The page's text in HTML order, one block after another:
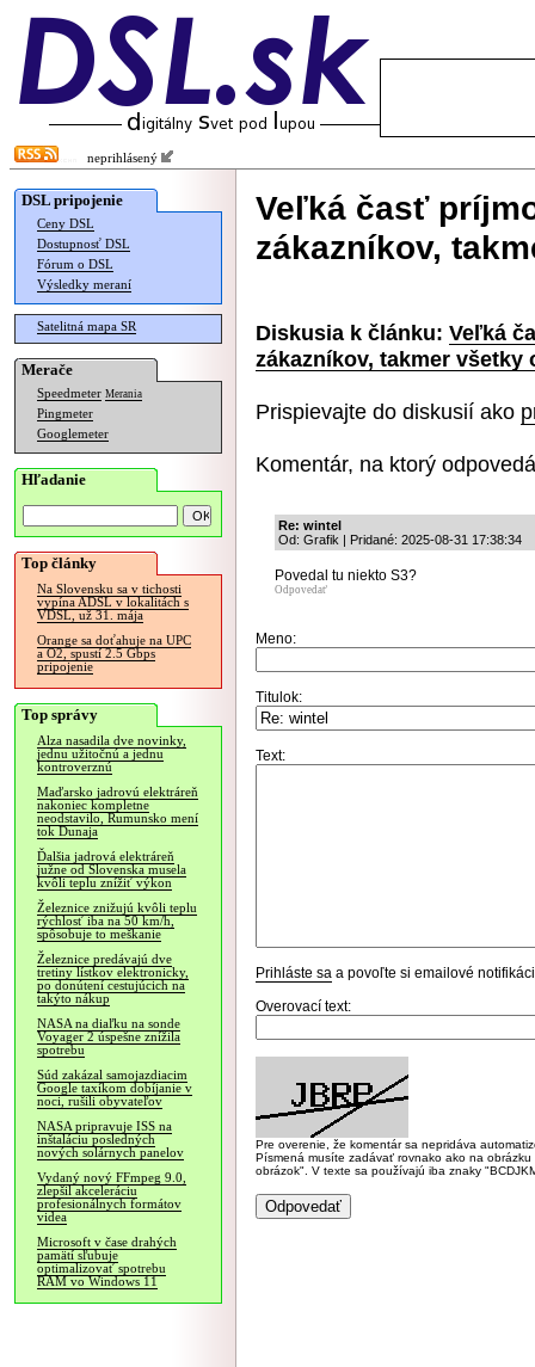
neprihlásený
DSL pripojenie
Ceny DSL
Dostupnosť DSL
Fórum o DSL
Výsledky meraní
Satelitná mapa SR
Merače
Speedmeter Merania
Pingmeter
Googlemeter
Hľadanie
Top články
Na Slovensku sa v tichosti
vypína ADSL v lokalitách s
VDSL, už 31. mája
Orange sa doťahuje na UPC
a O2, spustí 2.5 Gbps
pripojenie
Top správy
Alza nasadila dve novinky,
jednu užitočnú a jednu
kontroverznú
Maďarsko jadrovú elektráreň
nakoniec kompletne
neodstavilo, Rumunsko mení
tok Dunaja
Ďalšia jadrová elektráreň
južne od Slovenska musela
kvôli teplu znížiť výkon
Železnice znižujú kvôli teplu
rýchlosť iba na 50 km/h,
spôsobuje to meškanie
Železnice predávajú dve
tretiny lístkov elektronicky,
po donútení cestujúcich na
takýto nákup
NASA na diaľku na sonde
Voyager 2 úspešne znížila
spotrebu
Súd zakázal samojazdiacim
Google taxíkom dobíjanie v
noci, rušili obyvateľov
NASA pripravuje ISS na
inštaláciu posledných
nových solárnych panelov
Vydaný nový FFmpeg 9.0,
zlepšil akceleráciu
profesionálnych formátov
videa
Microsoft v čase drahých
pamätí sľubuje
optimalizovať spotrebu
RAM vo Windows 11
Veľká časť
zákazníkov,
Diskusia k článku: Veľká
zákazníkov, takmer všetky
Prispievajte do diskusií ako
Komentár, na ktorý
Re: wintel
Od: Grafik | Pridané: 2025-08-31 17:38:34
Povedal tu niekto S3?
Odpovedať
Meno:
Titulok:
Text:
Prihláste sa a povoľte si emailové
Overovací text:
Pre overenie, že komentár sa nepridáva
Písmená musíte zadávať rovnako ako na
obrázok". V texte sa používajú iba znaky